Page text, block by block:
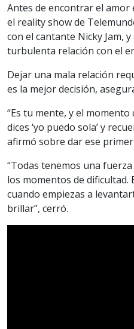
Antes de encontrar el amor
el reality show de
con el cantante Nicky Jam,
turbulenta relación con el
Dejar una mala relación
es la mejor decisión,
“Es tu mente, y el
dices ‘yo puedo sola’ y
afirmó sobre dar ese
“Todas tenemos una
los momentos de dificultad.
cuando empiezas a
brillar”, cerró.